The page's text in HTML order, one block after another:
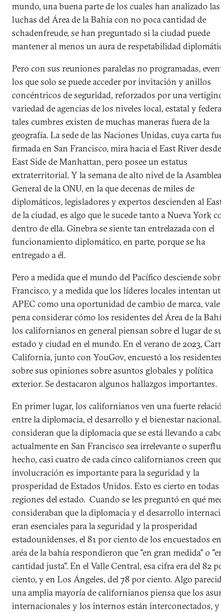
mundo, una buena parte de los cuales han analizado las
luchas del Área de la Bahía con no poca cantidad de
schadenfreude, se han preguntado si la ciudad puede
mantener al menos un aura de respetabilidad
Pero con sus reuniones paralelas no programadas,
los que solo se puede acceder por invitación y anillos
concéntricos de seguridad, reforzados por una
variedad de agencias de los niveles local, estatal y
tales cumbres existen de muchas maneras fuera de la
geografía. La sede de las Naciones Unidas, cuya carta
firmada en San Francisco, mira hacia el East River
East Side de Manhattan, pero posee un estatus
extraterritorial. Y la semana de alto nivel de la Asamblea
General de la ONU, en la que decenas de miles de
diplomáticos, legisladores y expertos descienden al
de la ciudad, es algo que le sucede tanto a Nueva York
dentro de ella. Ginebra se siente tan entrelazada con el
funcionamiento diplomático, en parte, porque se ha
entregado a él.
Pero a medida que el mundo del Pacífico desciende
Francisco, y a medida que los líderes locales intentan
APEC como una oportunidad de cambio de marca,
pena considerar cómo los residentes del Área de la
los californianos en general piensan sobre el lugar de
estado y ciudad en el mundo. En el verano de 2023,
California, junto con YouGov, encuestó a los
sobre sus opiniones sobre asuntos globales y política
exterior. Se destacaron algunos hallazgos importantes.
En primer lugar, los californianos ven una fuerte
entre la diplomacia, el desarrollo y el bienestar
consideran que la diplomacia que se está llevando a
actualmente en San Francisco sea irrelevante o
hecho, casi cuatro de cada cinco californianos creen
involucración es importante para la seguridad y la
prosperidad de Estados Unidos. Esto es cierto en todas
regiones del estado. Cuando se les preguntó en qué
consideraban que la diplomacia y el desarrollo
eran esenciales para la seguridad y la prosperidad
estadounidenses, el 81 por ciento de los encuestados
aréa de la bahía respondieron que "en gran medida" o
cantidad justa". En el Valle Central, esa cifra era del 82
ciento, y en Los Ángeles, del 78 por ciento. Algo
una amplia mayoría de californianos piensa que los
internacionales y los internos están interconectados, y